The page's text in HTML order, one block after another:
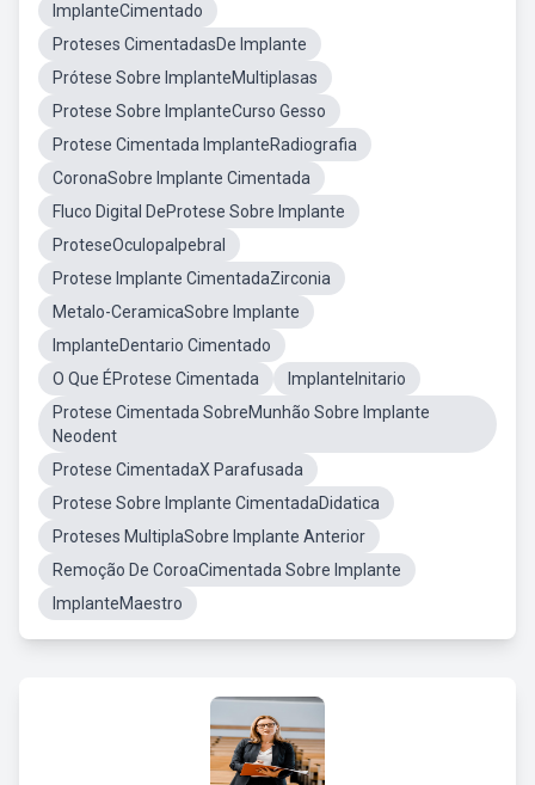
ImplanteCimentado
Proteses CimentadasDe Implante
Prótese Sobre ImplanteMultiplasas
Protese Sobre ImplanteCurso Gesso
Protese Cimentada ImplanteRadiografia
CoronaSobre Implante Cimentada
Fluco Digital DeProtese Sobre Implante
ProteseOculopalpebral
Protese Implante CimentadaZirconia
Metalo-CeramicaSobre Implante
ImplanteDentario Cimentado
O Que ÉProtese Cimentada
ImplanteInitario
Protese Cimentada SobreMunhão Sobre Implante
Neodent
Protese CimentadaX Parafusada
Protese Sobre Implante CimentadaDidatica
Proteses MultiplaSobre Implante Anterior
Remoção De CoroaCimentada Sobre Implante
ImplanteMaestro